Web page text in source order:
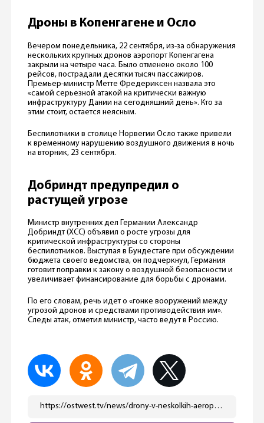
Дроны в Копенгагене и Осло
Вечером понедельника, 22 сентября, из-за обнаружения
нескольких крупных дронов аэропорт Копенгагена
закрыли на четыре часа. Было отменено около 100
рейсов, пострадали десятки тысяч пассажиров.
Премьер-министр Метте Фредериксен назвала это
«самой серьезной атакой на критически важную
инфраструктуру Дании на сегодняшний день». Кто за
этим стоит, остается неясным.
Беспилотники в столице Норвегии Осло также привели
к временному нарушению воздушного движения в ночь
на вторник, 23 сентября.
Добриндт предупредил о
растущей угрозе
Министр внутренних дел Германии Александр
Добриндт (ХСС) объявил о росте угрозы для
критической инфраструктуры со стороны
беспилотников. Выступая в Бундестаге при обсуждении
бюджета своего ведомства, он подчеркнул, Германия
готовит поправки к закону о воздушной безопасности и
увеличивает финансирование для борьбы с дронами.
По его словам, речь идет о «гонке вооружений между
угрозой дронов и средствами противодействия им».
Следы атак, отметил министр, часто ведут в Россию.
https://ostwest.tv/news/drony-v-neskolkih-aeroportah-danii-pravitelstvo-govorit-o-sistematicheskoj-ugroze/